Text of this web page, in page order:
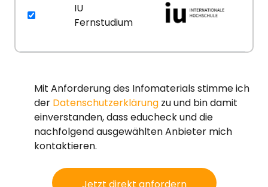
IU
Fernstudium
Mit Anforderung des Infomaterials stimme ich
der Datenschutzerklärung zu und bin damit
einverstanden, dass educheck und die
nachfolgend ausgewählten Anbieter mich
kontaktieren.
Jetzt direkt anfordern